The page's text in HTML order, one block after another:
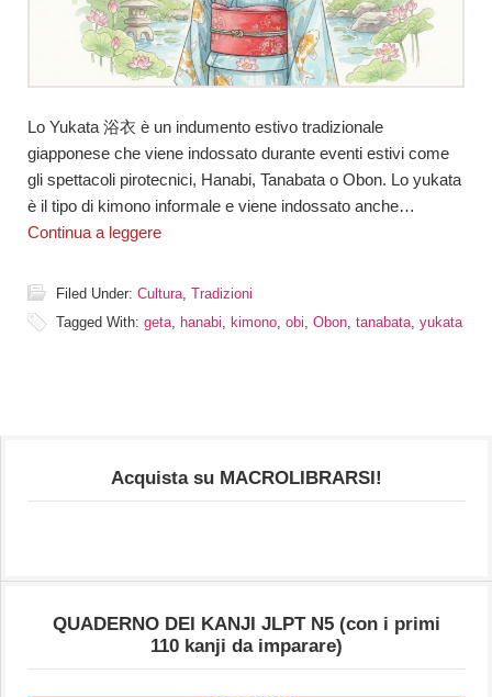
Lo Yukata 浴衣 è un indumento estivo tradizionale
giapponese che viene indossato durante eventi estivi come
gli spettacoli pirotecnici, Hanabi, Tanabata o Obon. Lo yukata
è il tipo di kimono informale e viene indossato anche…
Continua a leggere
Filed Under: Cultura, Tradizioni
Tagged With: geta, hanabi, kimono, obi, Obon, tanabata, yukata
Acquista su MACROLIBRARSI!
QUADERNO DEI KANJI JLPT N5 (con i primi
110 kanji da imparare)